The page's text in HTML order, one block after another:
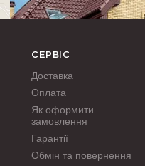
СЕРВІС
Доставка
Оплата
Як оформити
замовлення
Гарантії
Обмін та повернення